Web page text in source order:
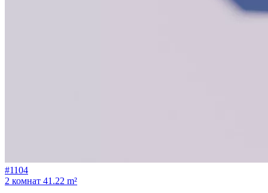
#1104
2 комнат 41.22 m²